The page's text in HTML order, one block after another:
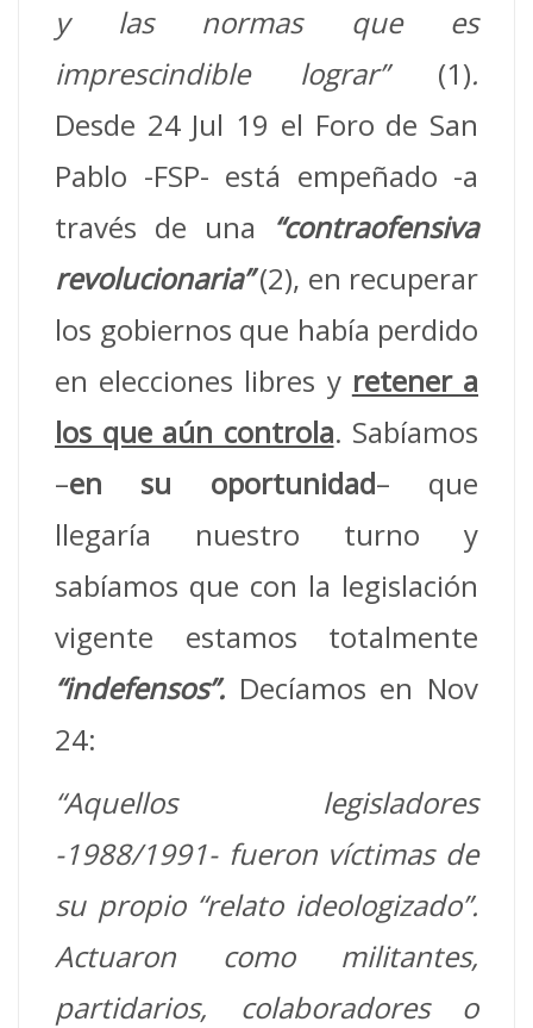
y las normas que es
imprescindible lograr”(1).
Desde 24 Jul 19 el Foro de San
Pablo -FSP- está empeñado -a
través de una “contraofensiva
revolucionaria”(2), en recuperar
los gobiernos que había perdido
en elecciones libres y retener a
los que aún controla. Sabíamos
–en su oportunidad– que
llegaría nuestro turno y
sabíamos que con la legislación
vigente estamos totalmente
“indefensos”. Decíamos en Nov
24:
“Aquellos legisladores
-1988/1991- fueron víctimas de
su propio “relato ideologizado”.
Actuaron como militantes,
partidarios, colaboradores o